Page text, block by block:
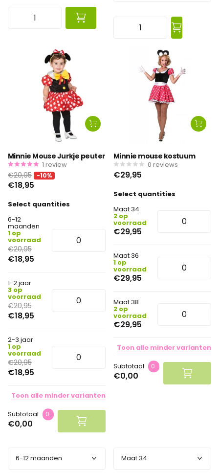
Minnie Mouse Jurkje peuter
1 review
€20,95 -10%
€18,95
Select quantities
6-12
maanden
1 op
voorraad
€20,95
€18,95
1-2 jaar
3 op
voorraad
€20,95
€18,95
2-3 jaar
1 op
voorraad
€20,95
€18,95
Toon alle mindervarianten
Subtotaal
0
€0,00
Minnie mouse kostuum
0 reviews
€29,95
Select quantities
Maat 34
2 op
voorraad
€29,95
Maat 36
1 op
voorraad
€29,95
Maat 38
2 op
voorraad
€29,95
Toon alle mindervarianten
Subtotaal
0
€0,00